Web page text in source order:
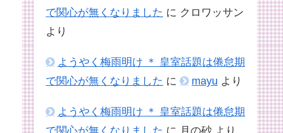
で関心が無くなりました に クロワッサン
より
ようやく梅雨明け ＊ 皇室話題は倦怠期
で関心が無くなりました に mayu より
ようやく梅雨明け ＊ 皇室話題は倦怠期
で関心が無くなりました に 月の砂 より